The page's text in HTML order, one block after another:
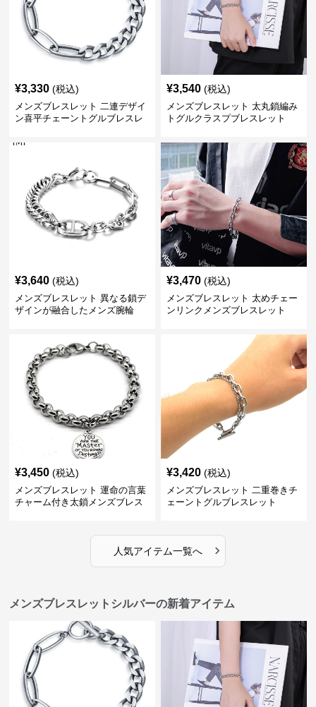
¥3,330 (税込)
メンズブレスレット 二連デザイ
ン喜平チェーントグルブレスレ
¥3,540 (税込)
メンズブレスレット 太丸鎖編み
トグルクラスプブレスレット
¥3,640 (税込)
メンズブレスレット 異なる鎖デ
ザインが融合したメンズ腕輪
¥3,470 (税込)
メンズブレスレット 太めチェー
ンリンクメンズブレスレット
¥3,450 (税込)
メンズブレスレット 運命の言葉
チャーム付き太鎖メンズブレス
¥3,420 (税込)
メンズブレスレット 二重巻きチ
ェーントグルブレスレット
人気アイテム一覧へ ›
メンズブレスレットシルバーの新着アイテム